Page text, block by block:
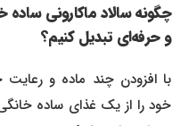
چگونه سالاد ماکارونی ساده
و حرفه‌ای تبدیل کنیم؟
با افزودن چند ماده و رعایت
خود را از یک غذای ساده